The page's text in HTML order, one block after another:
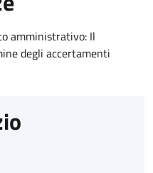
amministrativo: Il
degli accertamenti